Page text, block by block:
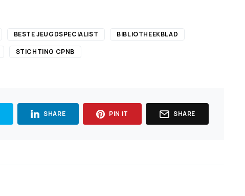
BESTE JEUGDSPECIALIST
BIBLIOTHEEKBLAD
STICHTING CPNB
SHARE PIN IT SHARE